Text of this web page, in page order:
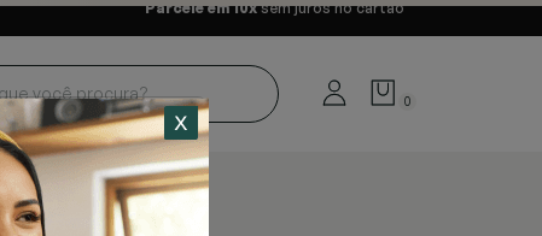
Parcele em 10xsem juros no cartão
0